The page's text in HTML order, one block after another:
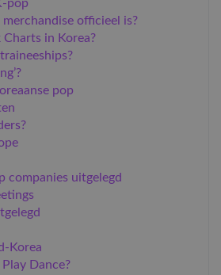
pop
officieel is?
Charts in Korea?
pop
companies uitgelegd
Korea
Dance?